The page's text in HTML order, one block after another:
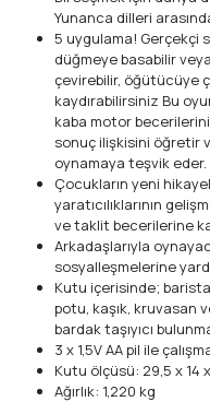
Yunanca dilleri
5 uygulama! Gerçekçi
düğmeye basabilir
çevirebilir, öğütücüye
kaydırabilirsiniz Bu
kaba motor
sonuç ilişkisini öğretir
oynamaya teşvik eder.
Çocukların yeni
yaratıcılıklarının
ve taklit becerilerine
Arkadaşlarıyla
sosyalleşmelerine
Kutu içerisinde;
potu, kaşık, kruvasan
bardak taşıyıcı
3 x 1,5V AA pil ile
Kutu ölçüsü: 29,5 x 14
Ağırlık: 1,220 kg